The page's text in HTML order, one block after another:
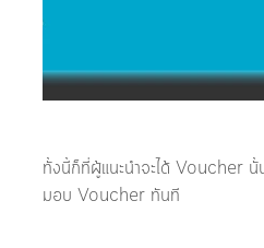
ทั้งนี้ก็ที่ผู้แนะนำจะได้ Voucher
มอบ Voucher ทันที